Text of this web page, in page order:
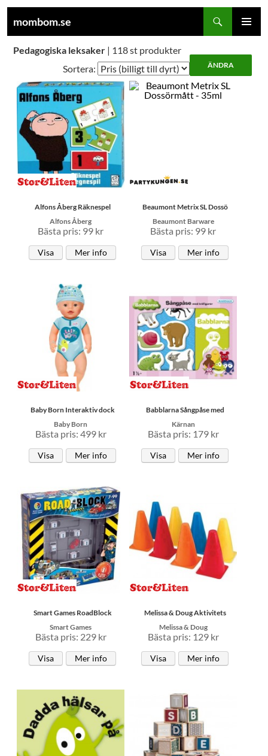
mombom.se
INNEHÅLL
Pedagogiska leksaker | 118 st produkter
Sortera:
Alfons Åberg Räknespel
Alfons Åberg
Bästa pris: 99 kr
Visa Mer info
Beaumont Metrix SL Dossö
Beaumont Barware
Bästa pris: 99 kr
Visa Mer info
Baby Born Interaktiv dock
Baby Born
Bästa pris: 499 kr
Visa Mer info
Babblarna Sångpåse med
Kärnan
Bästa pris: 179 kr
Visa Mer info
Smart Games RoadBlock
Smart Games
Bästa pris: 229 kr
Visa Mer info
Melissa & Doug Aktivitets
Melissa & Doug
Bästa pris: 129 kr
Visa Mer info